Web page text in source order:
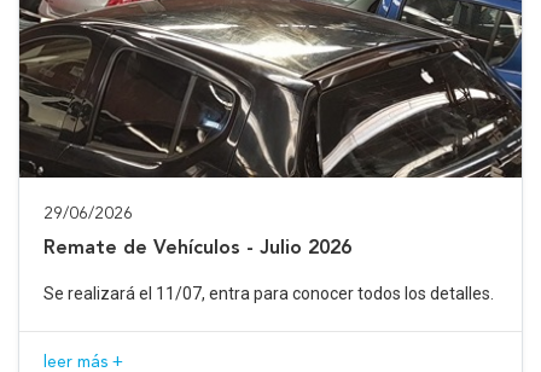
29/06/2026
Remate de Vehículos - Julio 2026
Se realizará el 11/07, entra para conocer todos los detalles.
leer más +